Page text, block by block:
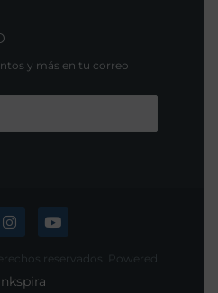
y más en tu correo
reservados. Powered